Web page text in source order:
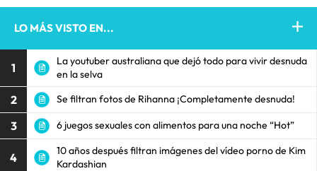
LO MÁS VISTO EN...
1
La youtuber australiana que dejó todo para vivir desnuda
en la selva
2 Se filtran fotos de Rihanna ¡Completamente desnuda!
3 6 juegos sexuales con alimentos para una noche “Hot”
4
10 años después filtran imágenes del vídeo porno de Kim
Kardashian